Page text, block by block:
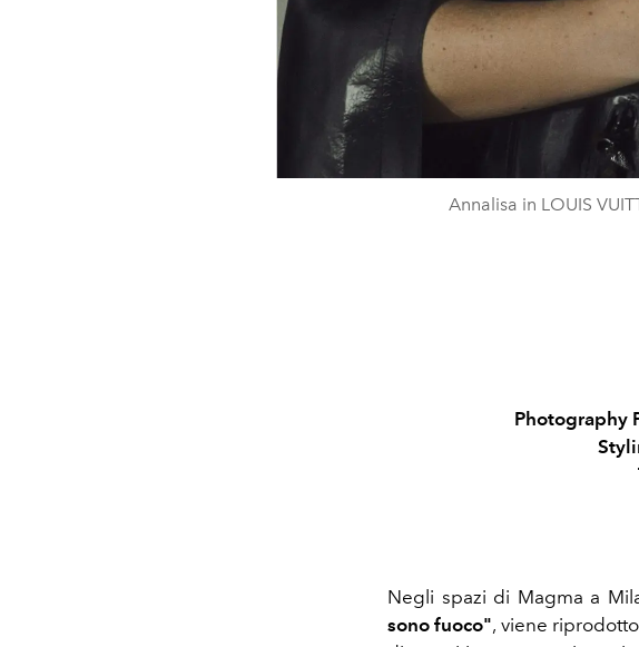
Annalisa in LOUIS
Photography
Negli spazi di Magma a
sono fuoco", viene